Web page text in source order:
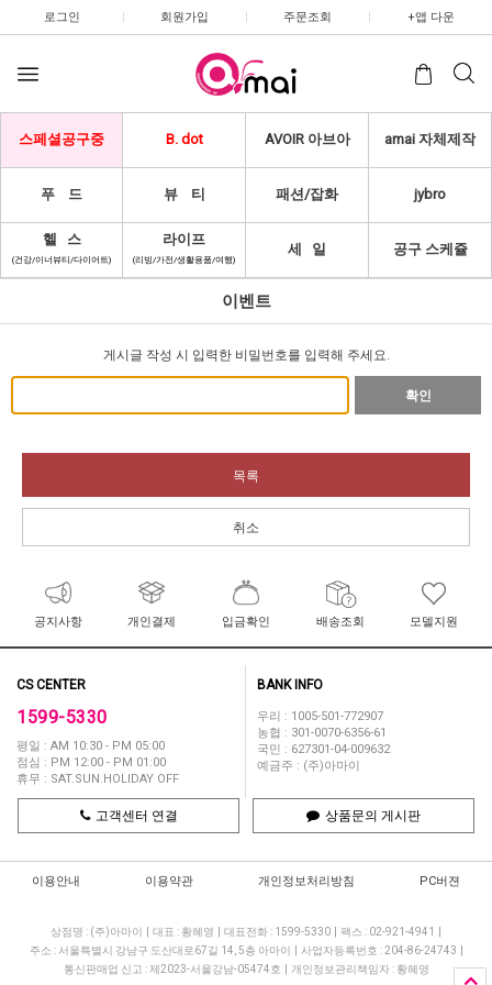
로그인 | 회원가입 | 주문조회 | +앱 다운
스페셜공구중 B. dot AVOIR 아브아 amai 자체제작
푸 드 뷰 티 패션/잡화 jybro
헬 스
(건강/이너뷰티/다이어트)
라이프
(리빙/가전/생활용품/여행)
세 일 공구 스케쥴
이벤트
게시글 작성 시 입력한 비밀번호를 입력해 주세요.
확인
목록
취소
공지사항 개인결제 입금확인 배송조회 모델지원
CS CENTER
1599-5330
평일 : AM 10:30 - PM 05:00
점심 : PM 12:00 - PM 01:00
휴무 : SAT.SUN.HOLIDAY OFF
BANK INFO
우리 : 1005-501-772907
농협 : 301-0070-6356-61
국민 : 627301-04-009632
예금주 : (주)아마이
고객센터 연결 상품문의 게시판
이용안내 이용약관 개인정보처리방침 PC버젼
상점명 : (주)아마이 대표 : 황혜영 대표전화 : 1599-5330 팩스 : 02-921-4941
주소 : 서울특별시 강남구 도산대로67길 14, 5층 아마이
사업자등록번호 : 204-86-24743
통신판매업 신고 : 제2023-서울강남-05474호
개인정보관리책임자 : 황혜영